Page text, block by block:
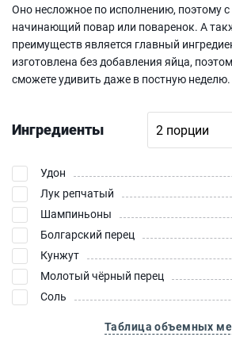
Оно несложное по исполнению, поэтому
начинающий повар или поваренок. А
преимуществ является главный
изготовлена без добавления яйца,
сможете удивить даже в постную неделю.
Ингредиенты
Удон
Лук репчатый
Шампиньоны
Болгарский перец
Кунжут
Молотый чёрный перец
Соль
Таблица объемных